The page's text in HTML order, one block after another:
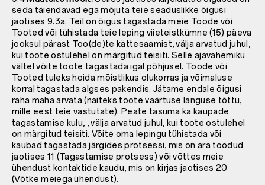
seda täiendavad ega mõjuta teie seaduslikke õigusi
jaotises 9.3a. Teil on õigus tagastada meie Toode või
Tooted või tühistada teie leping viieteistkümne (15) päeva
jooksul pärast Too(de)te kättesaamist, välja arvatud juhul,
kui toote ostulehel on märgitud teisiti. Selle ajavahemiku
vältel võite toote tagastada igal põhjusel. Toode või
Tooted tuleks hoida mõistlikus olukorras ja võimaluse
korral tagastada algses pakendis. Jätame endale õigusi
raha maha arvata (näiteks toote väärtuse languse tõttu,
mille eest teie vastutate). Peate tasuma ka kaupade
tagastamise kulu, , välja arvatud juhul, kui toote ostulehel
on märgitud teisiti. Võite oma lepingu tühistada või
kaubad tagastada järgides protsessi, mis on ära toodud
jaotises 11 (Tagastamise protsess) või võttes meie
ühendust kontaktide kaudu, mis on kirjas jaotises 20
(Võtke meiega ühendust).